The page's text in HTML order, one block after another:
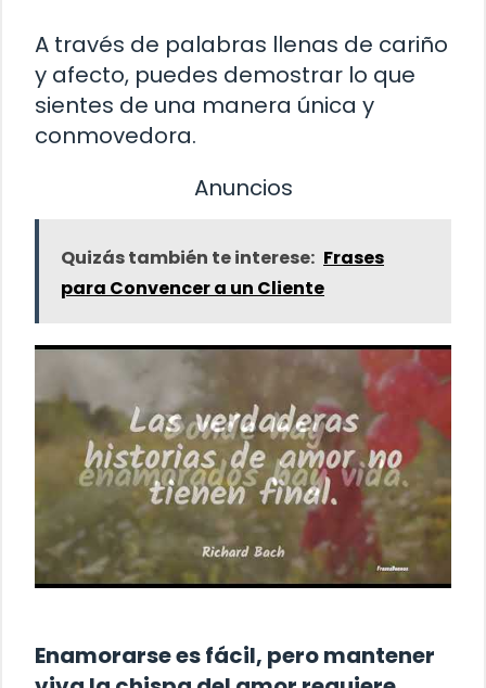
A través de palabras llenas de cariño
y afecto, puedes demostrar lo que
sientes de una manera única y
conmovedora.
Anuncios
Quizás también te interese: Frases
para Convencer a un Cliente
Enamorarse es fácil, pero mantener